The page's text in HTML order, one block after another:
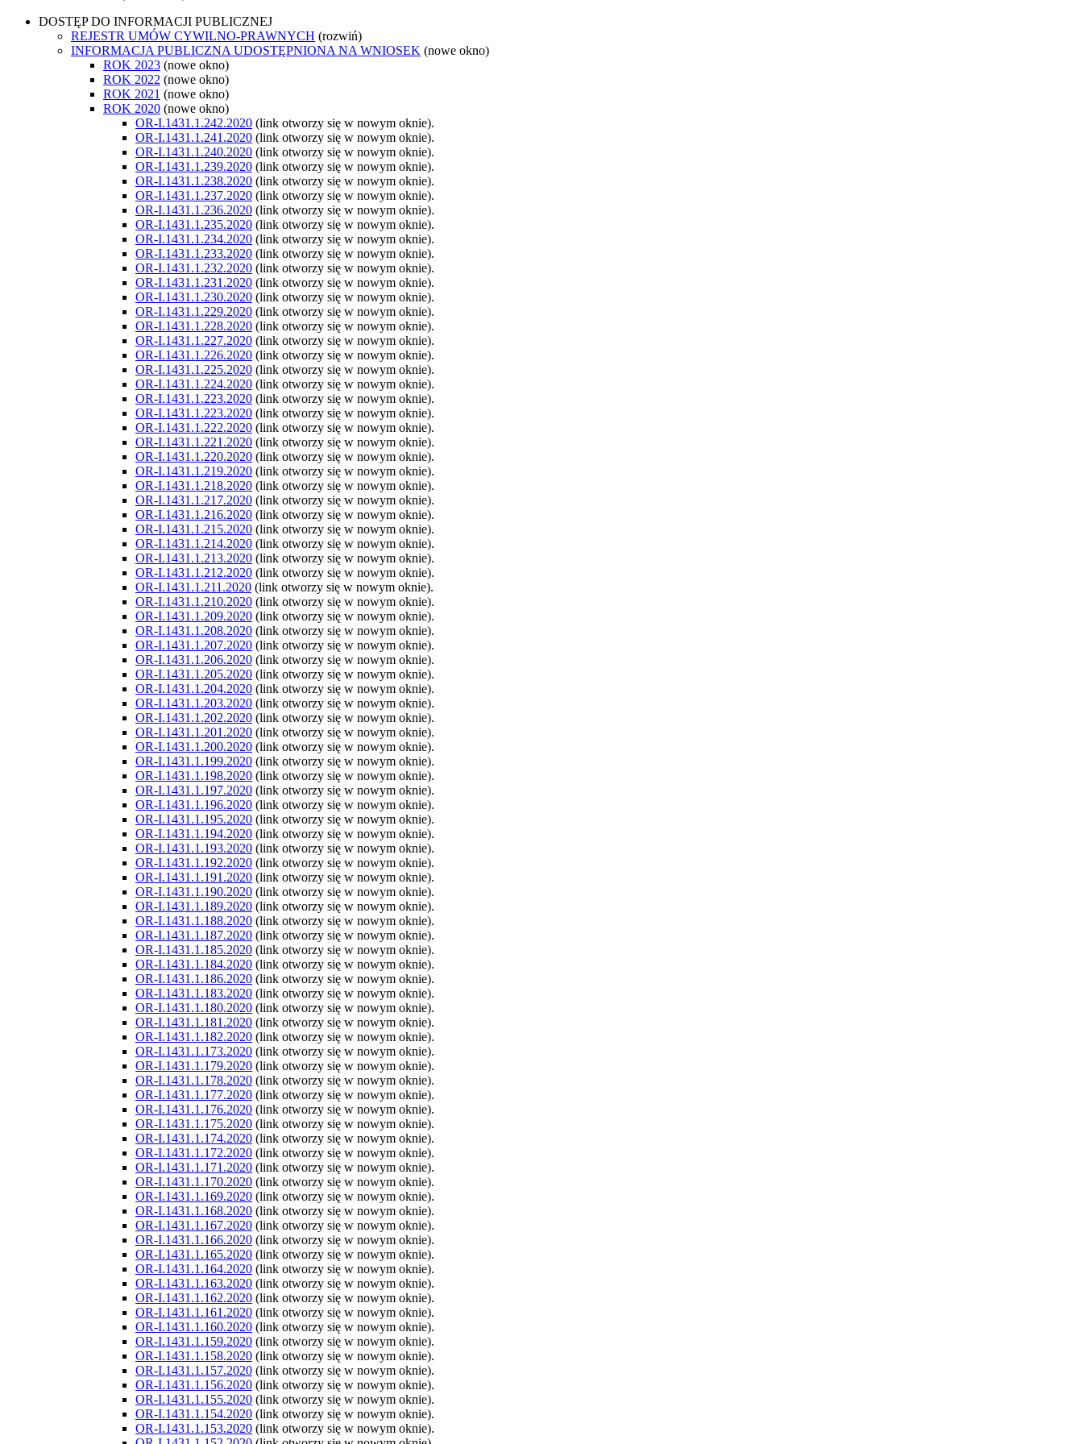
DOSTĘP DO INFORMACJI PUBLICZNEJ
REJESTR UMÓW CYWILNO-PRAWNYCH (rozwiń)
INFORMACJA PUBLICZNA UDOSTĘPNIONA NA WNIOSEK (nowe okno)
ROK 2023 (nowe okno)
ROK 2022 (nowe okno)
ROK 2021 (nowe okno)
ROK 2020 (nowe okno)
OR-I.1431.1.242.2020 (link otworzy się w nowym oknie).
OR-I.1431.1.241.2020 (link otworzy się w nowym oknie).
OR-I.1431.1.240.2020 (link otworzy się w nowym oknie).
OR-I.1431.1.239.2020 (link otworzy się w nowym oknie).
OR-I.1431.1.238.2020 (link otworzy się w nowym oknie).
OR-I.1431.1.237.2020 (link otworzy się w nowym oknie).
OR-I.1431.1.236.2020 (link otworzy się w nowym oknie).
OR-I.1431.1.235.2020 (link otworzy się w nowym oknie).
OR-I.1431.1.234.2020 (link otworzy się w nowym oknie).
OR-I.1431.1.233.2020 (link otworzy się w nowym oknie).
OR-I.1431.1.232.2020 (link otworzy się w nowym oknie).
OR-I.1431.1.231.2020 (link otworzy się w nowym oknie).
OR-I.1431.1.230.2020 (link otworzy się w nowym oknie).
OR-I.1431.1.229.2020 (link otworzy się w nowym oknie).
OR-I.1431.1.228.2020 (link otworzy się w nowym oknie).
OR-I.1431.1.227.2020 (link otworzy się w nowym oknie).
OR-I.1431.1.226.2020 (link otworzy się w nowym oknie).
OR-I.1431.1.225.2020 (link otworzy się w nowym oknie).
OR-I.1431.1.224.2020 (link otworzy się w nowym oknie).
OR-I.1431.1.223.2020 (link otworzy się w nowym oknie).
OR-I.1431.1.223.2020 (link otworzy się w nowym oknie).
OR-I.1431.1.222.2020 (link otworzy się w nowym oknie).
OR-I.1431.1.221.2020 (link otworzy się w nowym oknie).
OR-I.1431.1.220.2020 (link otworzy się w nowym oknie).
OR-I.1431.1.219.2020 (link otworzy się w nowym oknie).
OR-I.1431.1.218.2020 (link otworzy się w nowym oknie).
OR-I.1431.1.217.2020 (link otworzy się w nowym oknie).
OR-I.1431.1.216.2020 (link otworzy się w nowym oknie).
OR-I.1431.1.215.2020 (link otworzy się w nowym oknie).
OR-I.1431.1.214.2020 (link otworzy się w nowym oknie).
OR-I.1431.1.213.2020 (link otworzy się w nowym oknie).
OR-I.1431.1.212.2020 (link otworzy się w nowym oknie).
OR-I.1431.1.211.2020 (link otworzy się w nowym oknie).
OR-I.1431.1.210.2020 (link otworzy się w nowym oknie).
OR-I.1431.1.209.2020 (link otworzy się w nowym oknie).
OR-I.1431.1.208.2020 (link otworzy się w nowym oknie).
OR-I.1431.1.207.2020 (link otworzy się w nowym oknie).
OR-I.1431.1.206.2020 (link otworzy się w nowym oknie).
OR-I.1431.1.205.2020 (link otworzy się w nowym oknie).
OR-I.1431.1.204.2020 (link otworzy się w nowym oknie).
OR-I.1431.1.203.2020 (link otworzy się w nowym oknie).
OR-I.1431.1.202.2020 (link otworzy się w nowym oknie).
OR-I.1431.1.201.2020 (link otworzy się w nowym oknie).
OR-I.1431.1.200.2020 (link otworzy się w nowym oknie).
OR-I.1431.1.199.2020 (link otworzy się w nowym oknie).
OR-I.1431.1.198.2020 (link otworzy się w nowym oknie).
OR-I.1431.1.197.2020 (link otworzy się w nowym oknie).
OR-I.1431.1.196.2020 (link otworzy się w nowym oknie).
OR-I.1431.1.195.2020 (link otworzy się w nowym oknie).
OR-I.1431.1.194.2020 (link otworzy się w nowym oknie).
OR-I.1431.1.193.2020 (link otworzy się w nowym oknie).
OR-I.1431.1.192.2020 (link otworzy się w nowym oknie).
OR-I.1431.1.191.2020 (link otworzy się w nowym oknie).
OR-I.1431.1.190.2020 (link otworzy się w nowym oknie).
OR-I.1431.1.189.2020 (link otworzy się w nowym oknie).
OR-I.1431.1.188.2020 (link otworzy się w nowym oknie).
OR-I.1431.1.187.2020 (link otworzy się w nowym oknie).
OR-I.1431.1.185.2020 (link otworzy się w nowym oknie).
OR-I.1431.1.184.2020 (link otworzy się w nowym oknie).
OR-I.1431.1.186.2020 (link otworzy się w nowym oknie).
OR-I.1431.1.183.2020 (link otworzy się w nowym oknie).
OR-I.1431.1.180.2020 (link otworzy się w nowym oknie).
OR-I.1431.1.181.2020 (link otworzy się w nowym oknie).
OR-I.1431.1.182.2020 (link otworzy się w nowym oknie).
OR-I.1431.1.173.2020 (link otworzy się w nowym oknie).
OR-I.1431.1.179.2020 (link otworzy się w nowym oknie).
OR-I.1431.1.178.2020 (link otworzy się w nowym oknie).
OR-I.1431.1.177.2020 (link otworzy się w nowym oknie).
OR-I.1431.1.176.2020 (link otworzy się w nowym oknie).
OR-I.1431.1.175.2020 (link otworzy się w nowym oknie).
OR-I.1431.1.174.2020 (link otworzy się w nowym oknie).
OR-I.1431.1.172.2020 (link otworzy się w nowym oknie).
OR-I.1431.1.171.2020 (link otworzy się w nowym oknie).
OR-I.1431.1.170.2020 (link otworzy się w nowym oknie).
OR-I.1431.1.169.2020 (link otworzy się w nowym oknie).
OR-I.1431.1.168.2020 (link otworzy się w nowym oknie).
OR-I.1431.1.167.2020 (link otworzy się w nowym oknie).
OR-I.1431.1.166.2020 (link otworzy się w nowym oknie).
OR-I.1431.1.165.2020 (link otworzy się w nowym oknie).
OR-I.1431.1.164.2020 (link otworzy się w nowym oknie).
OR-I.1431.1.163.2020 (link otworzy się w nowym oknie).
OR-I.1431.1.162.2020 (link otworzy się w nowym oknie).
OR-I.1431.1.161.2020 (link otworzy się w nowym oknie).
OR-I.1431.1.160.2020 (link otworzy się w nowym oknie).
OR-I.1431.1.159.2020 (link otworzy się w nowym oknie).
OR-I.1431.1.158.2020 (link otworzy się w nowym oknie).
OR-I.1431.1.157.2020 (link otworzy się w nowym oknie).
OR-I.1431.1.156.2020 (link otworzy się w nowym oknie).
OR-I.1431.1.155.2020 (link otworzy się w nowym oknie).
OR-I.1431.1.154.2020 (link otworzy się w nowym oknie).
OR-I.1431.1.153.2020 (link otworzy się w nowym oknie).